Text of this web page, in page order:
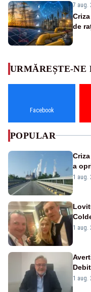
7 aug.
de
URMĂREȘTE-NE
Facebook
POPULAR
a
de la
1 aug.
1 aug.
1 aug.